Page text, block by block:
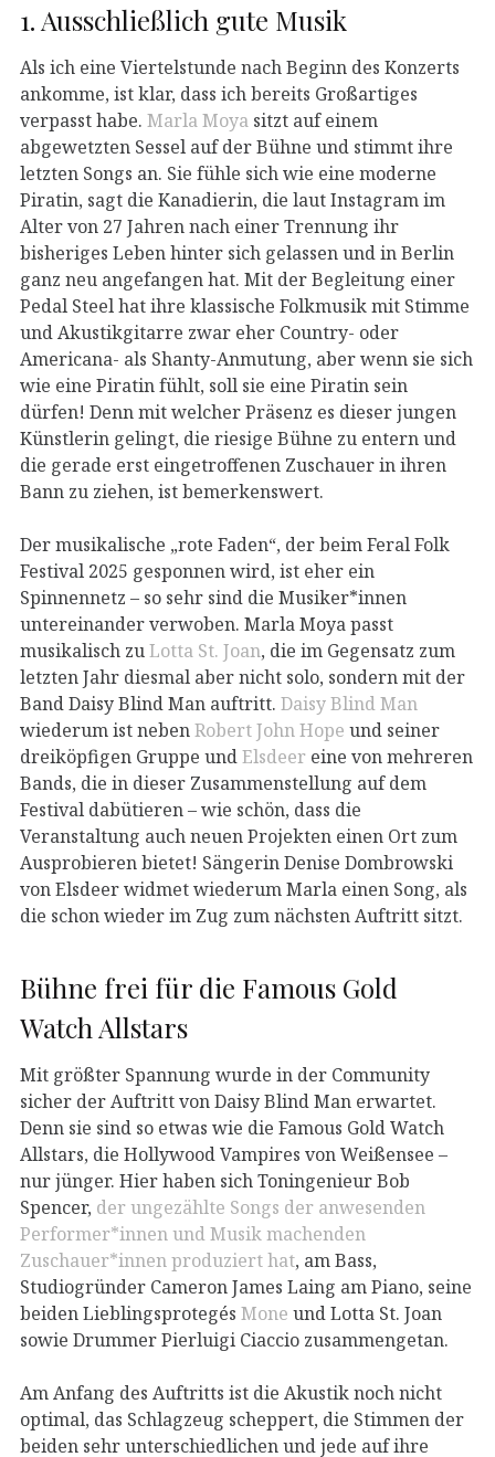
1. Ausschließlich gute Musik
Als ich eine Viertelstunde nach Beginn des Konzerts
ankomme, ist klar, dass ich bereits Großartiges
verpasst habe. Marla Moya sitzt auf einem
abgewetzten Sessel auf der Bühne und stimmt ihre
letzten Songs an. Sie fühle sich wie eine moderne
Piratin, sagt die Kanadierin, die laut Instagram im
Alter von 27 Jahren nach einer Trennung ihr
bisheriges Leben hinter sich gelassen und in Berlin
ganz neu angefangen hat. Mit der Begleitung einer
Pedal Steel hat ihre klassische Folkmusik mit Stimme
und Akustikgitarre zwar eher Country- oder
Americana- als Shanty-Anmutung, aber wenn sie sich
wie eine Piratin fühlt, soll sie eine Piratin sein
dürfen! Denn mit welcher Präsenz es dieser jungen
Künstlerin gelingt, die riesige Bühne zu entern und
die gerade erst eingetroffenen Zuschauer in ihren
Bann zu ziehen, ist bemerkenswert.
Der musikalische „rote Faden“, der beim Feral Folk
Festival 2025 gesponnen wird, ist eher ein
Spinnennetz – so sehr sind die Musiker*innen
untereinander verwoben. Marla Moya passt
musikalisch zuLotta St. Joan, die im Gegensatz zum
letzten Jahr diesmal aber nicht solo, sondern mit der
Band Daisy Blind Man auftritt. Daisy Blind Man
wiederum ist nebenRobert John Hope und seiner
dreiköpfigen Gruppe undElsdeer eine von mehreren
Bands, die in dieser Zusammenstellung auf dem
Festival dabütieren – wie schön, dass die
Veranstaltung auch neuen Projekten einen Ort zum
Ausprobieren bietet! Sängerin Denise Dombrowski
von Elsdeer widmet wiederum Marla einen Song, als
die schon wieder im Zug zum nächsten Auftritt sitzt.
Bühne frei für die Famous Gold
Watch Allstars
Mit größter Spannung wurde in der Community
sicher der Auftritt von Daisy Blind Man erwartet.
Denn sie sind so etwas wie die Famous Gold Watch
Allstars, die Hollywood Vampires von Weißensee –
nur jünger. Hier haben sich Toningenieur Bob
Spencer, der ungezählte Songs der anwesenden
Performer*innen und Musik machenden
Zuschauer*innen produziert hat, am Bass,
Studiogründer Cameron James Laing am Piano, seine
beiden Lieblingsprotegés Mone und Lotta St. Joan
sowie Drummer Pierluigi Ciaccio zusammengetan.
Am Anfang des Auftritts ist die Akustik noch nicht
optimal, das Schlagzeug scheppert, die Stimmen der
beiden sehr unterschiedlichen und jede auf ihre